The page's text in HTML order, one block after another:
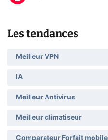
Les tendances
Meilleur VPN
IA
Meilleur Antivirus
Meilleur climatiseur
Comparateur Forfait mobile